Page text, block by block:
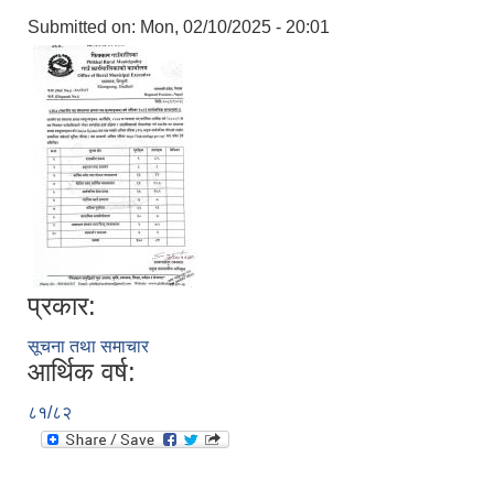
Submitted on: Mon, 02/10/2025 - 20:01
प्रकार:
सूचना तथा समाचार
आर्थिक वर्ष:
८१/८२